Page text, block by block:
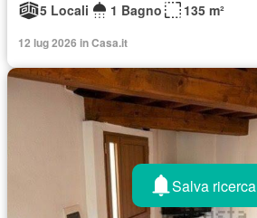
5 Locali
1 Bagno 135 m²
12 lug 2026 in Casa.it
Salva ricerca